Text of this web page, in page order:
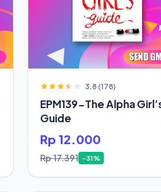
3.8 (178)
EPM139-The Alpha
Guide
Rp 12.000
Rp 17.391 -31%